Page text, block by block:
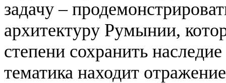
задачу –
архитектуру Румынии,
степени сохранить
тематика находит